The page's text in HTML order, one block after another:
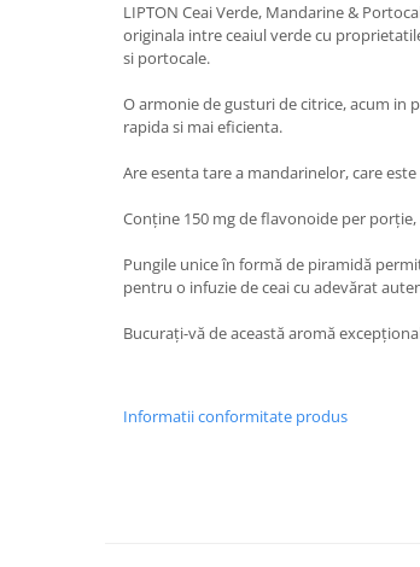
LIPTON Ceai Verde, Mandarine &
originala intre ceaiul verde cu
si portocale.
O armonie de gusturi de citrice, acum
rapida si mai eficienta.
Are esenta tare a mandarinelor, care
Conține 150 mg de flavonoide per
Pungile unice în formă de piramidă
pentru o infuzie de ceai cu adevărat
Bucurați-vă de această aromă
Informatii conformitate produs